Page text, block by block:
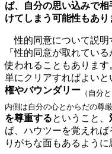
ば、自分の思い込みで
けてしまう可能性もあり
性的同意について説明
「性的同意が取れてい
使われることもありま
単にクリアすればよいと
権やバウンダリー （自分
内側は自分の心とからだの尊
を尊重するということ、
ば、ハウツーを覚えれ
りがちな面もあるように